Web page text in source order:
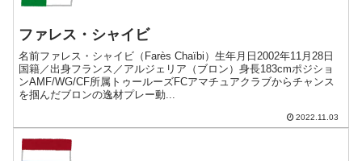
ファレス・シャイビ
名前ファレス・シャイビ（Farès Chaïbi）生年月日2002年11月28日
国籍／出身フランス／アルジェリア（ブロン）身長183cmポジショ
ンAMF/WG/CF所属トゥールーズFCアマチュアクラブからチャンス
を掴んだブロンの逸材プレー動...
2022.11.03